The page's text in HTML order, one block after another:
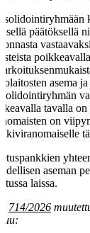
päätöksellä
asema
tavalla
on
aseman
laissa.
714/2026